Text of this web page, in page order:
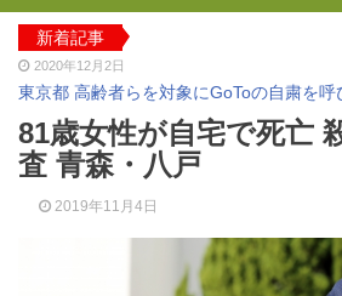
新着記事
2020年12月2日
東京都 高齢者らを対象にGoToの自粛を呼
2021年4月12日
高齢者のワクチン接種始まる 今日から全
2021年3月17日
認知症男性から現金を盗みヘルパーが逮
2020年の特殊詐欺が1万3千件 コロナで
81歳女性が自宅で死亡
査 青森・八戸
2019年11月4日